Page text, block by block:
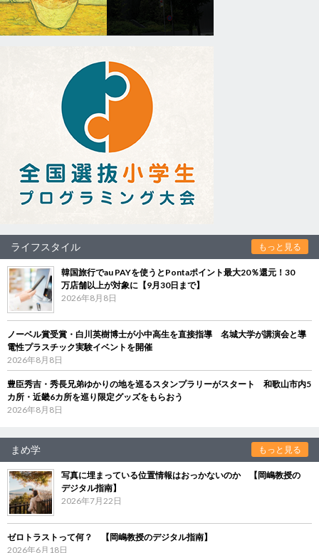
ライフスタイル もっと見る
韓国旅行でau PAYを使うとPontaポイント最大20％還元！30
万店舗以上が対象に【9月30日まで】
2026年8月8日
ノーベル賞受賞・白川英樹博士が小中高生を直接指導 名城大学が講演会と導
電性プラスチック実験イベントを開催
2026年8月8日
豊臣秀吉・秀長兄弟ゆかりの地を巡るスタンプラリーがスタート 和歌山市内5
カ所・近畿6カ所を巡り限定グッズをもらおう
2026年8月8日
まめ学 もっと見る
写真に埋まっている位置情報はおっかないのか 【岡嶋教授の
デジタル指南】
2026年7月22日
ゼロトラストって何？ 【岡嶋教授のデジタル指南】
2026年6月18日